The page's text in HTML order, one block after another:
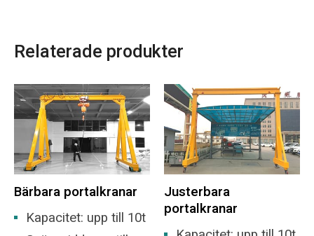
Relaterade produkter
Bärbara portalkranar
Kapacitet: upp till 10t
Justerbara
portalkranar